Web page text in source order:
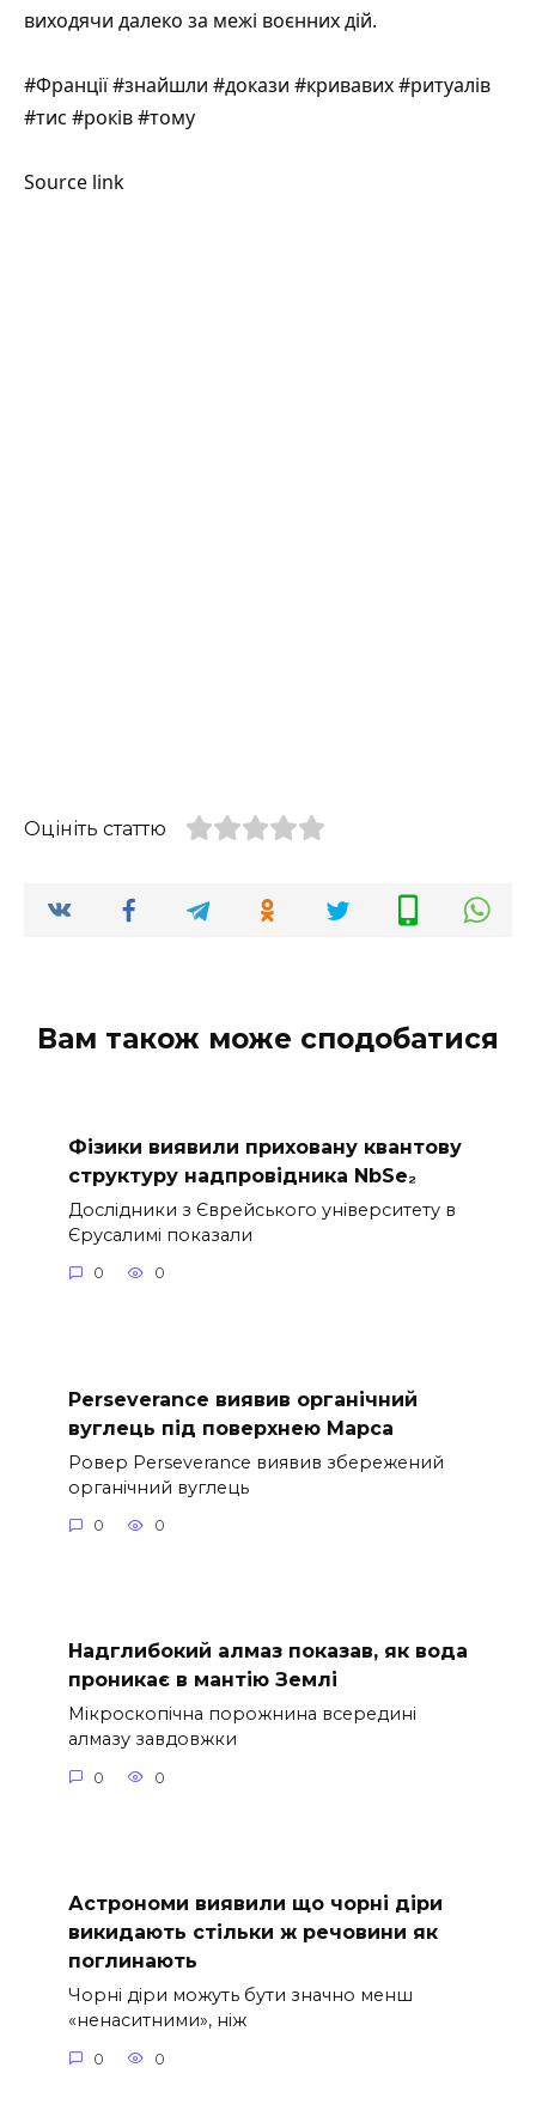
виходячи далеко за межі воєнних дій.
#Франції #знайшли #докази #кривавих #ритуалів
#тис #років #тому
Source link
Оцініть статтю
Вам також може сподобатися
Фізики виявили приховану квантову
структуру надпровідника NbSe₂
Дослідники з Єврейського університету в
Єрусалимі показали
0 0
Perseverance виявив органічний
вуглець під поверхнею Марса
Ровер Perseverance виявив збережений
органічний вуглець
0 0
Надглибокий алмаз показав, як вода
проникає в мантію Землі
Мікроскопічна порожнина всередині
алмазу завдовжки
0 0
Астрономи виявили що чорні діри
викидають стільки ж речовини як
поглинають
Чорні діри можуть бути значно менш
«ненаситними», ніж
0 0